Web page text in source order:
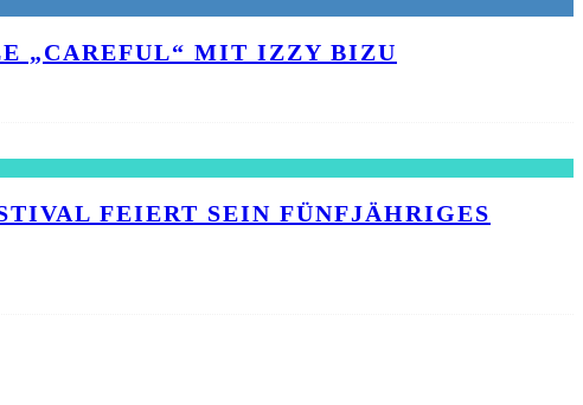
„CAREFUL“ MIT IZZY BIZU
FEIERT SEIN FÜNFJÄHRIGES J